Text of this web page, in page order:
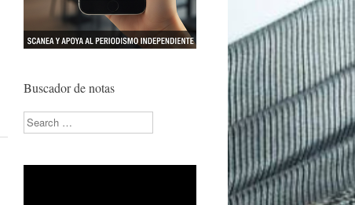
Buscador de notas
Search